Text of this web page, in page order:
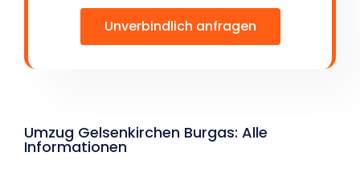
Unverbindlich anfragen
Umzug Gelsenkirchen Burgas: Alle
Informationen